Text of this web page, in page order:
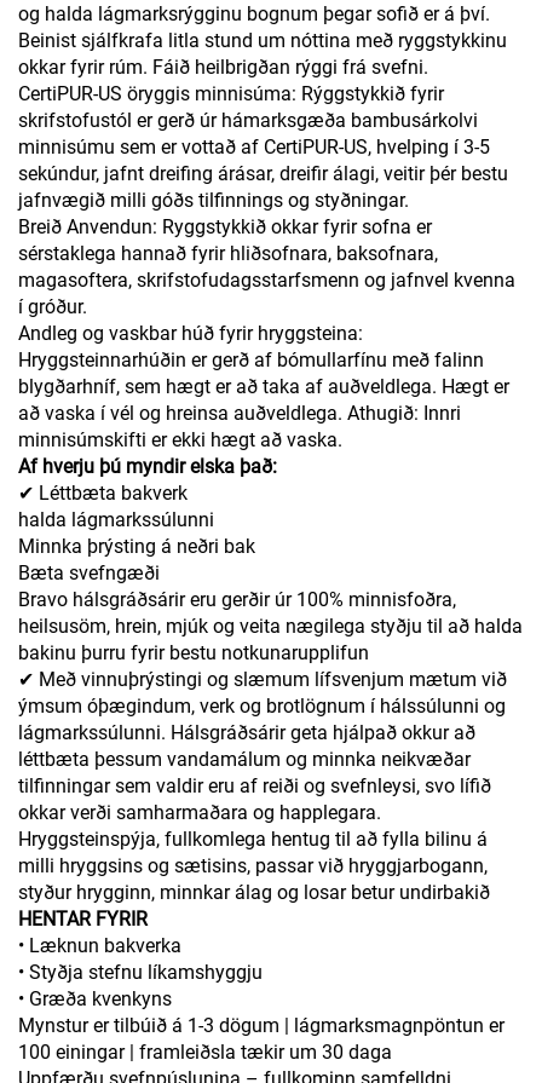
og halda lágmarksrýgginu bognum þegar sofið er á því.
Beinist sjálfkrafa litla stund um nóttina með ryggstykkinu
okkar fyrir rúm. Fáið heilbrigðan rýggi frá svefni.
CertiPUR-US öryggis minnisúma: Rýggstykkið fyrir
skrifstofustól er gerð úr hámarksgæða bambusárkolvi
minnisúmu sem er vottað af CertiPUR-US, hvelping í 3-5
sekúndur, jafnt dreifing árásar, dreifir álagi, veitir þér bestu
jafnvægið milli góðs tilfinnings og styðningar.
Breið Anvendun: Ryggstykkið okkar fyrir sofna er
sérstaklega hannað fyrir hliðsofnara, baksofnara,
magasoftera, skrifstofudagsstarfsmenn og jafnvel kvenna
í gróður.
Andleg og vaskbar húð fyrir hryggsteina:
Hryggsteinnarhúðin er gerð af bómullarfínu með falinn
blygðarhníf, sem hægt er að taka af auðveldlega. Hægt er
að vaska í vél og hreinsa auðveldlega. Athugið: Innri
minnisúmskifti er ekki hægt að vaska.
Af hverju þú myndir elska það:
✔ Léttbæta bakverk
halda lágmarkssúlunni
Minnka þrýsting á neðri bak
Bæta svefngæði
Bravo hálsgráðsárir eru gerðir úr 100% minnisfoðra,
heilsusöm, hrein, mjúk og veita nægilega styðju til að halda
bakinu þurru fyrir bestu notkunarupplifun
✔ Með vinnuþrýstingi og slæmum lífsvenjum mætum við
ýmsum óþægindum, verk og brotlögnum í hálssúlunni og
lágmarkssúlunni. Hálsgráðsárir geta hjálpað okkur að
léttbæta þessum vandamálum og minnka neikvæðar
tilfinningar sem valdir eru af reiði og svefnleysi, svo lífið
okkar verði samharmaðara og happlegara.
Hryggsteinspýja, fullkomlega hentug til að fylla bilinu á
milli hryggsins og sætisins, passar við hryggjarbogann,
styður hrygginn, minnkar álag og losar betur undirbakið
HENTAR FYRIR
• Læknun bakverka
• Styðja stefnu líkamshyggju
• Græða kvenkyns
Mynstur er tilbúið á 1-3 dögum | lágmarksmagnpöntun er
100 einingar | framleiðsla tækir um 30 daga